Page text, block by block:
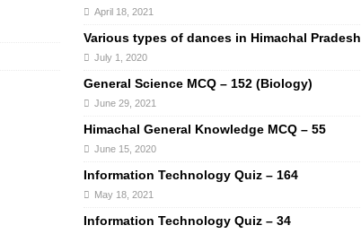
April 18, 2021
Various types of dances in Himachal Pradesh
July 1, 2020
General Science MCQ – 152 (Biology)
June 29, 2021
Himachal General Knowledge MCQ – 55
June 15, 2020
Information Technology Quiz – 164
May 18, 2021
Information Technology Quiz – 34